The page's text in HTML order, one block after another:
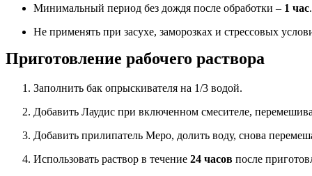
Минимальный период без дождя после обработки – 1 час.
Не применять при засухе, заморозках и стрессовых
Приготовление рабочего раствора
Заполнить бак опрыскивателя на 1/3 водой.
Добавить Лаудис при включенном смесителе,
Добавить прилипатель Меро, долить воду, снова
Использовать раствор в течение 24 часов после